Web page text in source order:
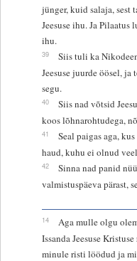
jünger, kuid salaja, sest
Jeesuse ihu. Ja Pilaatus
ihu.
39
Siis tuli ka
Jeesuse juurde öösel, ja
segu.
40
Siis nad võtsid
koos lõhnarohtudega,
41
Seal paigas aga,
haud, kuhu ei olnud
42
Sinna nad panid
valmistuspäeva pärast,
14
Aga mulle olgu
Issanda Jeesuse
minule risti löödud ja